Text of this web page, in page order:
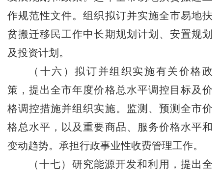
作规范性文件。组织拟订并实施全市易地扶
贫搬迁移民工作中长期规划计划、安置规划
及投资计划。
（十六）拟订并组织实施有关价格政
策，提出全市年度价格总水平调控目标及价
格调控措施并组织实施。监测、预测全市价
格总水平，以及重要商品、服务价格水平和
变动趋势。承担行政事业性收费管理工作。
（十七）研究能源开发和利用，提出全